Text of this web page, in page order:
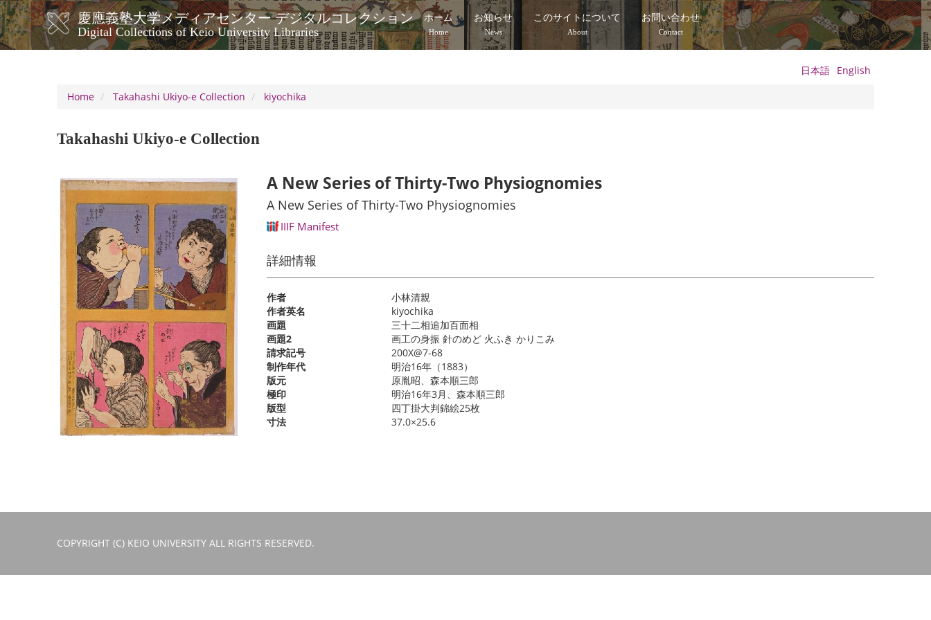
Skip
to
main
content
慶應義塾大学メディアセンター デジタルコレクション
Digital Collections of Keio University Libraries
メ
イ
ビ
シ
ン
ホーム
Home
お知らせ
News
このサイトについて
About
お問い合わせ
Contact
日本語 English
Home
Takahashi Ukiyo-e Collection kiyochika
Takahashi Ukiyo-e Collection
A New Series of Thirty-Two Physiognomies
A New Series of Thirty-Two Physiognomies
IIIF Manifest
詳細情報
作者
小林清親
作者英名
kiyochika
画題
三十二相追加百面相
画題2
画工の身振 針のめど 火ふき かりこみ
請求記号
200X@7-68
制作年代
明治16年（1883）
版元
原胤昭、森本順三郎
極印
明治16年3月、森本順三郎
版型
四丁掛大判錦絵25枚
寸法
37.0×25.6
COPYRIGHT (C) KEIO UNIVERSITY ALL RIGHTS RESERVED.